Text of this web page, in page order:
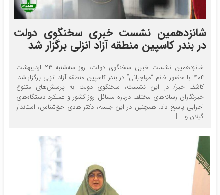
شانزدهمین نشست خبری سخنگوی دولت
در بندر کاسپین منطقه آزاد انزلی برگزار شد
شانزدهمین نشست خبری سخنگوی دولت، روز سه‌شنبه ۲۳ اردیبهشت
۱۴۰۴ با حضور خانم “مهاجرانی” در بندر کاسپین منطقه آزاد انزلی برگزار شد.
کاشف خبر/ در این نشست، سخنگوی دولت به پرسش‌های متنوع
خبرنگاران رسانه‌های مختلف درباره مسائل روز کشور و عملکرد دستگاه‌های
اجرایی پاسخ داد. همچنین در این جلسه، دکتر هادی حق‌شناس، استاندار
گیلان و […]